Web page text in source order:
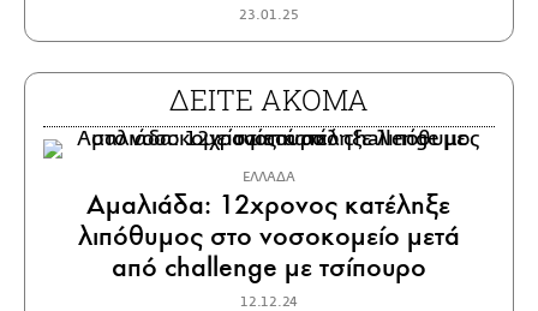
23.01.25
ΔΕΙΤΕ ΑΚΟΜΑ
ΕΛΛΑΔΑ
Αμαλιάδα: 12χρονος κατέληξε
λιπόθυμος στο νοσοκομείο μετά
από challenge με τσίπουρο
12.12.24